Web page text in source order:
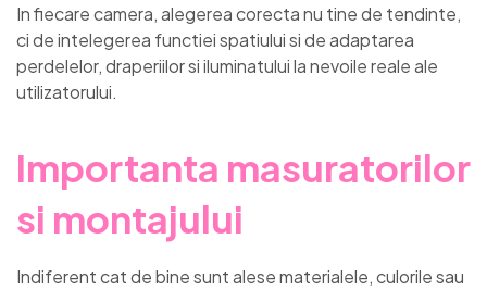
In fiecare camera, alegerea corecta nu tine de tendinte,
ci de intelegerea functiei spatiului si de adaptarea
perdelelor, draperiilor si iluminatului la nevoile reale ale
utilizatorului.
Importanta masuratorilor
si montajului
Indiferent cat de bine sunt alese materialele, culorile sau